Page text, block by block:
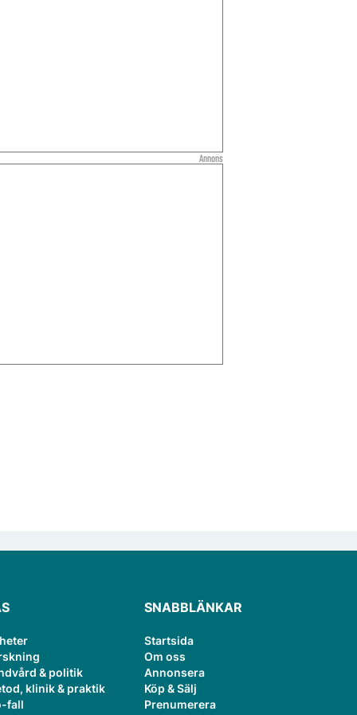
Annons
& politik
klinik & praktik
fall
SNABBLÄNKAR
Startsida
Om oss
Annonsera
Köp & Sälj
Prenumerera